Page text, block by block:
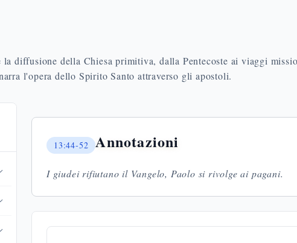
diffusione della Chiesa primitiva, dalla Pentecoste ai viaggi
l'opera dello Spirito Santo attraverso gli apostoli.
13:44-52 Annotazioni
I giudei rifiutano il Vangelo, Paolo si rivolge ai pagani.